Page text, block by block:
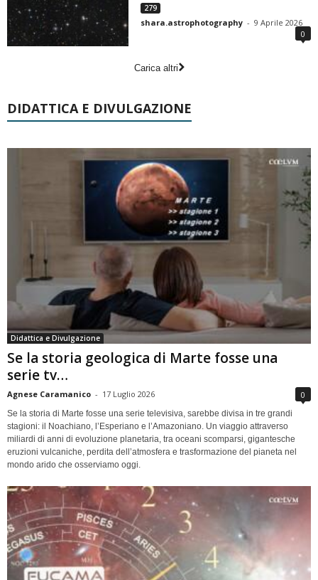
279
shara.astrophotography - 9 Aprile 2026
0
Carica altri
DIDATTICA E DIVULGAZIONE
Didattica e Divulgazione
Se la storia geologica di Marte fosse una
serie tv…
Agnese Caramanico - 17 Luglio 2026 0
Se la storia di Marte fosse una serie televisiva, sarebbe divisa in tre grandi
stagioni: il Noachiano, l’Esperiano e l’Amazoniano. Un viaggio attraverso
miliardi di anni di evoluzione planetaria, tra oceani scomparsi, gigantesche
eruzioni vulcaniche, perdita dell’atmosfera e trasformazione del pianeta nel
mondo arido che osserviamo oggi.